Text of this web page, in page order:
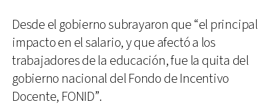
Desde el gobierno subrayaron que “el principal
impacto en el salario, y que afectó a los
trabajadores de la educación, fue la quita del
gobierno nacional del Fondo de Incentivo
Docente, FONID”.